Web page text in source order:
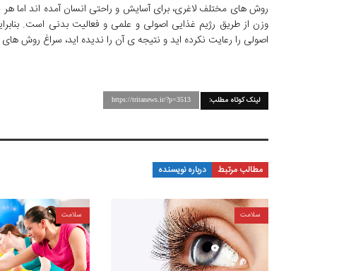
روش های مختلف لاغری، برای آسایش و راحتی انسان آمده اند اما
وزن از طریق رژیم غذایی اصولی و علمی و فعالیت بدنی است.
اصولی را رعایت نکرده اید و نتیجه ی آن را ندیده اید، سراغ روش
لینک کوتاه مطلب: https://tritanews.ir/?p=3513
مطالب مرتبط درباره نویسنده
سلامت سلامت